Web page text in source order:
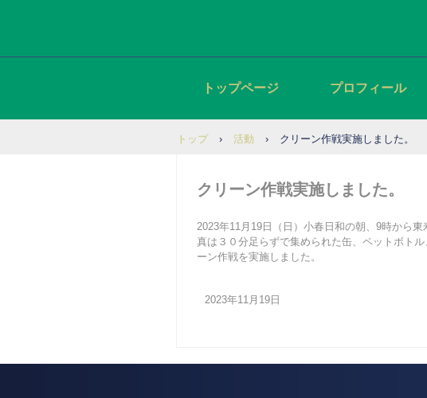
トップページ プロフィール
トップ › 活動 › クリーン作戦実施しました。
クリーン作戦実施しました。
2023年11月19日（日）小春日和の朝、9時から
真は３０分足らずで集められた缶、ペットボトル
ーン作戦を実施しました。
2023年11月19日